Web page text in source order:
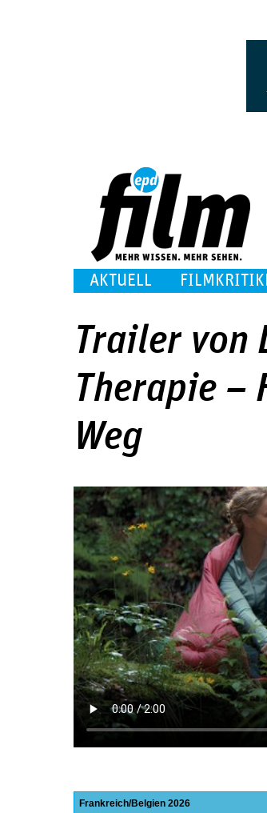
AKTUELL
Trailer von
Therapie –
Weg
Frankreich Belgien 2026